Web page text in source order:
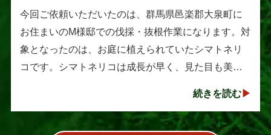
トネリコの伐採と抜根作業
今回ご依頼いただいたのは、群馬県邑楽郡大泉町に
お住まいのM様邸での伐採・抜根作業になります。対
象となったのは、お庭に植えられていたシマトネリ
コです。シマトネリコは成長が早く、見た目も美し
続きを読む